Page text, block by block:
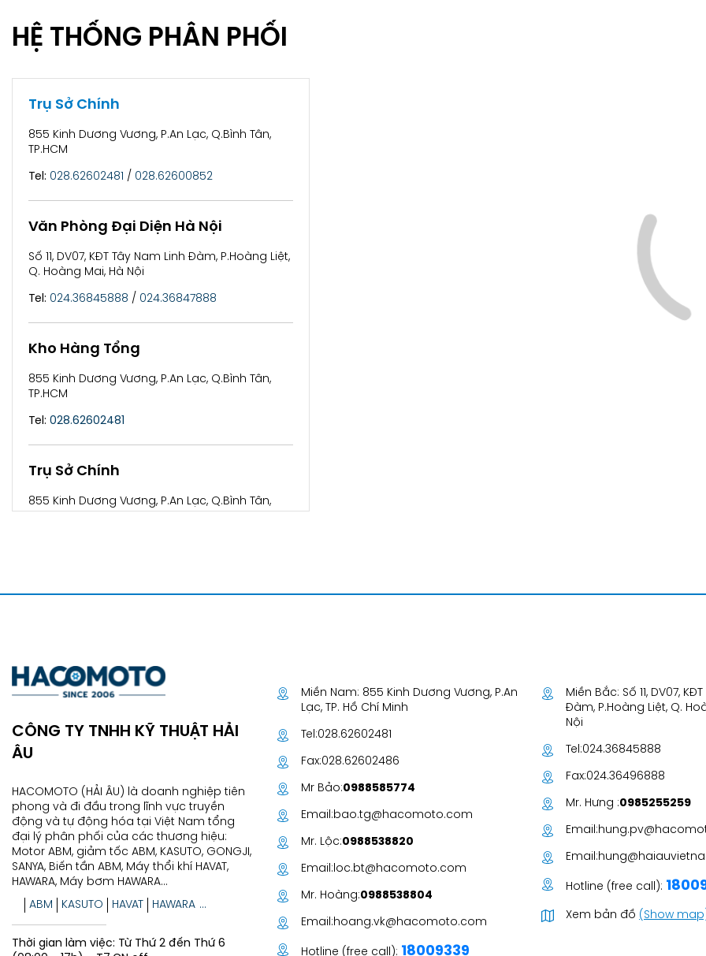
HỆ THỐNG PHÂN PHỐI
Trụ Sở Chính
855 Kinh Dương Vương, P.An Lạc, Q.Bình Tân,
TP.HCM
Tel: 028.62602481 / 028.62600852
Văn Phòng Đại Diện Hà Nội
Số 11, DV07, KĐT Tây Nam Linh Đàm, P.Hoàng Liệt,
Q. Hoàng Mai, Hà Nội
Tel: 024.36845888 / 024.36847888
Kho Hàng Tổng
855 Kinh Dương Vương, P.An Lạc, Q.Bình Tân,
TP.HCM
Tel: 028.62602481
Trụ Sở Chính
855 Kinh Dương Vương, P.An Lạc, Q.Bình Tân,
CÔNG TY TNHH KỸ THUẬT HẢI
ÂU
HACOMOTO (HẢI ÂU) là doanh nghiệp tiên
phong và đi đầu trong lĩnh vực truyền
động và tự động hóa tại Việt Nam tổng
đại lý phân phối của các thương hiệu:
Motor ABM, giảm tốc ABM, KASUTO, GONGJI,
SANYA, Biến tần ABM, Máy thổi khí HAVAT,
HAWARA, Máy bơm HAWARA...
ABM
KASUTO HAVAT
HAWARA
Thời gian làm việc: Từ Thứ 2 đến Thứ 6
Miền Nam: 855 Kinh Dương Vương, P.An
Lạc, TP. Hồ Chí Minh
Tel:028.62602481
Fax:028.62602486
Mr Bảo:0988585774
Email:bao.tg@hacomoto.com
Mr. Lộc:0988538820
Email:loc.bt@hacomoto.com
Mr. Hoàng:0988538804
Email:hoang.vk@hacomoto.com
Hotline (free call): 18009339
Miền Bắc: Số 11, DV07,
Đàm, P.Hoàng Liệt, Q.
Nội
Tel:024.36845888
Fax:024.36496888
Mr. Hưng :0985255259
Email:
Email:
Hotline (free call):
Xem bản đồ (Show